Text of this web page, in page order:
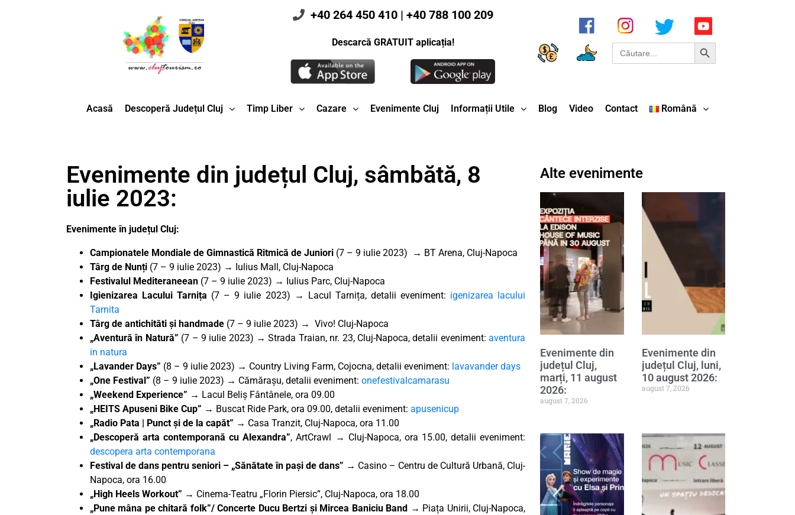
+40 264 450 410 | +40 788 100 209
Descarcă GRATUIT aplicația! Search
for:
Search Button
Acasă Descoperă Județul Cluj Timp Liber Cazare Evenimente Cluj Informații Utile Blog Video Contact Română
Evenimente din județul Cluj, sâmbătă, 8
iulie 2023:
Evenimente în județul Cluj:
Campionatele Mondiale de Gimnastică Ritmică de Juniori (7 – 9 iulie 2023) → BT Arena, Cluj-Napoca
Târg de Nunți (7 – 9 iulie 2023) → Iulius Mall, Cluj-Napoca
Festivalul Mediteraneean (7 – 9 iulie 2023) → Iulius Parc, Cluj-Napoca
Igienizarea Lacului Tarnița (7 – 9 iulie 2023) → Lacul Tarnița, detalii eveniment: igenizarea lacului
Tarnita
Târg de antichităti și handmade (7 – 9 iulie 2023) → Vivo! Cluj-Napoca
„Aventură în Natură” (7 – 9 iulie 2023) → Strada Traian, nr. 23, Cluj-Napoca, detalii eveniment: aventura
in natura
„Lavander Days” (8 – 9 iulie 2023) → Country Living Farm, Cojocna, detalii eveniment: lavavander days
„One Festival” (8 – 9 iulie 2023) → Cămărașu, detalii eveniment: onefestivalcamarasu
„Weekend Experience” → Lacul Beliș Fântânele, ora 09.00
„HEITS Apuseni Bike Cup” → Buscat Ride Park, ora 09.00, detalii eveniment: apusenicup
„Radio Pata | Punct și de la capăt” → Casa Tranzit, Cluj-Napoca, ora 11.00
„Descoperă arta contemporană cu Alexandra”, ArtCrawl → Cluj-Napoca, ora 15.00, detalii eveniment:
descopera arta contemporana
Festival de dans pentru seniori – „Sănătate în pași de dans” → Casino – Centru de Cultură Urbană, Cluj-
Napoca, ora 16.00
„High Heels Workout” → Cinema-Teatru „Florin Piersic”, Cluj-Napoca, ora 18.00
„Pune mâna pe chitară folk”/ Concerte Ducu Bertzi și Mircea Baniciu Band → Piața Unirii, Cluj-Napoca,
Alte evenimente
Evenimente din
județul Cluj,
marți, 11 august
2026:
august 7, 2026
Evenimente din
județul Cluj, luni,
10 august 2026:
august 7, 2026